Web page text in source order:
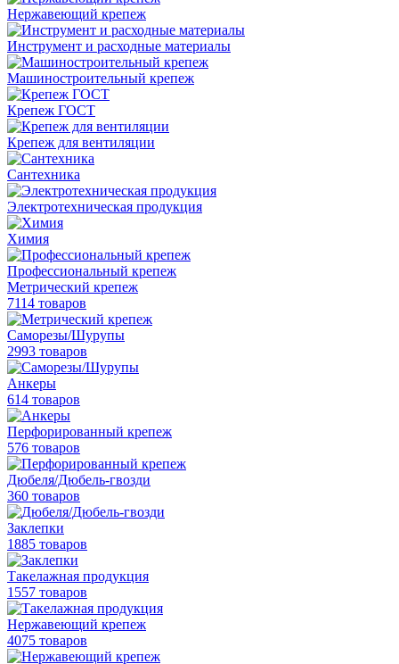
Нержавеющий крепеж
Инструмент и расходные материалы
Машиностроительный крепеж
Крепеж ГОСТ
Крепеж для вентиляции
Сантехника
Электротехническая продукция
Химия
Профессиональный крепеж
Метрический крепеж
7114 товаров
Саморезы/Шурупы
2993 товаров
Анкеры
614 товаров
Перфорированный крепеж
576 товаров
Дюбеля/Дюбель-гвозди
360 товаров
Заклепки
1885 товаров
Такелажная продукция
1557 товаров
Нержавеющий крепеж
4075 товаров